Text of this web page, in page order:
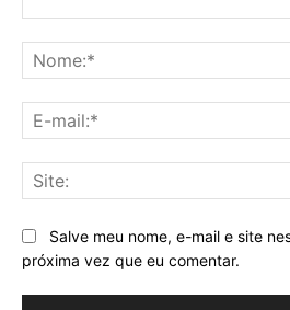
Salve meu nome, e-mail e site
próxima vez que eu comentar.